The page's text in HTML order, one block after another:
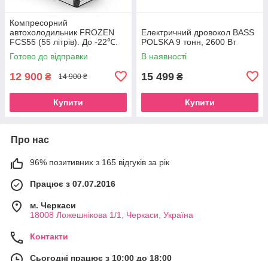
Компресорний
автохолодильник FROZEN
FCS55 (55 літрів). До -22℃.
Живлення 12, 24, 220 вольт
Готово до відправки
12 900 ₴ 14 900 ₴
Купити
Електричний дровокол BASS
POLSKA 9 тонн, 2600 Вт
В наявності
15 499 ₴
Купити
Про нас
96% позитивних з 165 відгуків за рік
Працює з 07.07.2016
м. Черкаси
18008 Ложешнікова 1/1, Черкаси, Україна
Контакти
Сьогодні працює з 10:00 до 18:00